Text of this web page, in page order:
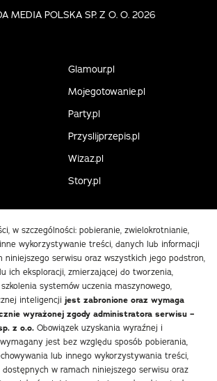
MEDIA POLSKA SP. Z O. O. 2026
Glamour.pl
Mojegotowanie.pl
Party.pl
Przyslijprzepis.pl
Wizaz.pl
Story.pl
w szczególności: pobieranie, zwielokrotnianie,
wykorzystywanie treści, danych lub informacji
niniejszego serwisu oraz wszystkich jego podstron,
ich eksploracji, zmierzającej do tworzenia,
systemów uczenia maszynowego,
inteligencji jest zabronione oraz wymaga
wyrażonej zgody administratora serwisu –
z o.o. Obowiązek uzyskania wyraźnej i
jest bez względu sposób pobierania,
lub innego wykorzystywania treści,
w ramach niniejszego serwisu oraz